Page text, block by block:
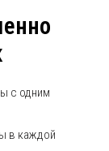
с одним
в каждой